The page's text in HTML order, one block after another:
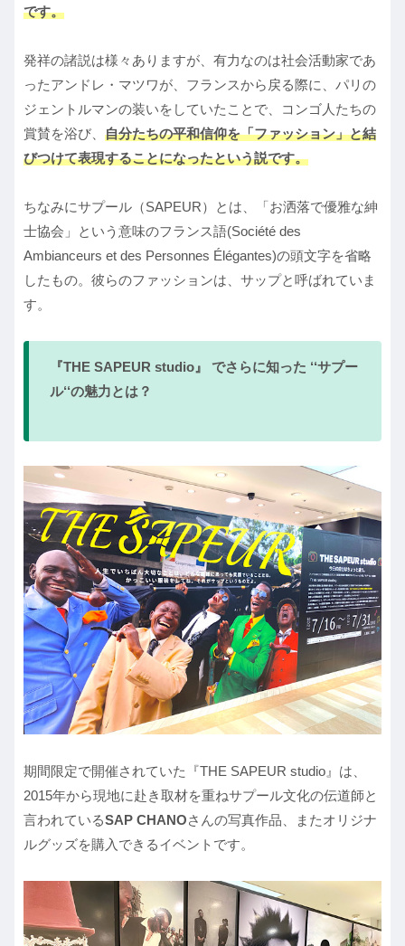
です。
発祥の諸説は様々ありますが、有力なのは社会活動家であ
ったアンドレ・マツワが、フランスから戻る際に、パリの
ジェントルマンの装いをしていたことで、コンゴ人たちの
賞賛を浴び、 自分たちの平和信仰を「ファッション」と結
びつけて表現することになったという説です。
ちなみにサプール（SAPEUR）とは、「お洒落で優雅な紳
士協会」という意味のフランス語(Société des
Ambianceurs et des Personnes Élégantes)の頭文字を省略
したもの。彼らのファッションは、サップと呼ばれていま
す。
『THE SAPEUR studio』 でさらに知った ‘‘サプー
ル‘‘の魅力とは？
期間限定で開催されていた『THE SAPEUR studio』は、
2015年から現地に赴き取材を重ねサプール文化の伝道師と
言われているSAP CHANOさんの写真作品、またオリジナ
ルグッズを購入できるイベントです。